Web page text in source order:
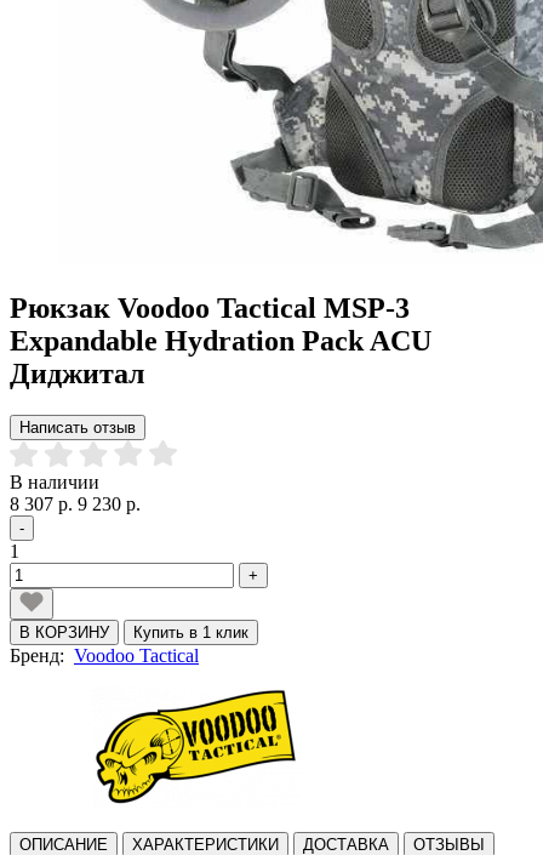
Рюкзак Voodoo Tactical MSP-3
Expandable Hydration Pack ACU
Диджитал
Написать отзыв
В наличии
8 307 р. 9 230 р.
-
1
+
В КОРЗИНУ Купить в 1 клик
Бренд: Voodoo Tactical
ОПИСАНИЕ ХАРАКТЕРИСТИКИ ДОСТАВКА ОТЗЫВЫ